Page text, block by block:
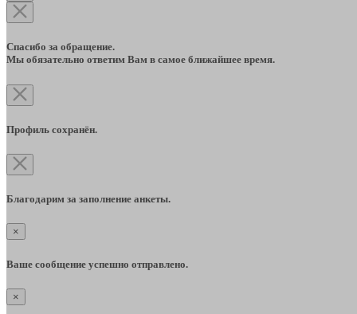
Спасибо за обращение.
Мы обязательно ответим Вам в самое ближайшее время.
Профиль сохранён.
Благодарим за заполнение анкеты.
×
Ваше сообщение успешно отправлено.
×